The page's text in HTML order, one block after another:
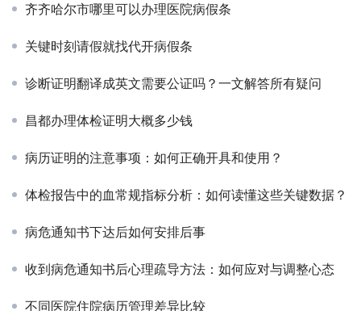
齐齐哈尔市哪里可以办理医院病假条
关键时刻请假就找代开病假条
诊断证明翻译成英文需要公证吗？一文解答所有疑问
昌都办理体检证明大概多少钱
病历证明的注意事项：如何正确开具和使用？
体检报告中的血常规指标分析：如何读懂这些关键数据？
病危通知书下达后如何安排后事
收到病危通知书后心理疏导方法：如何应对与调整心态
不同医院住院病历管理差异比较